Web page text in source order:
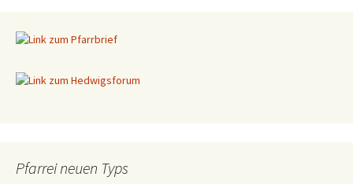
Pfarrei neuen Typs